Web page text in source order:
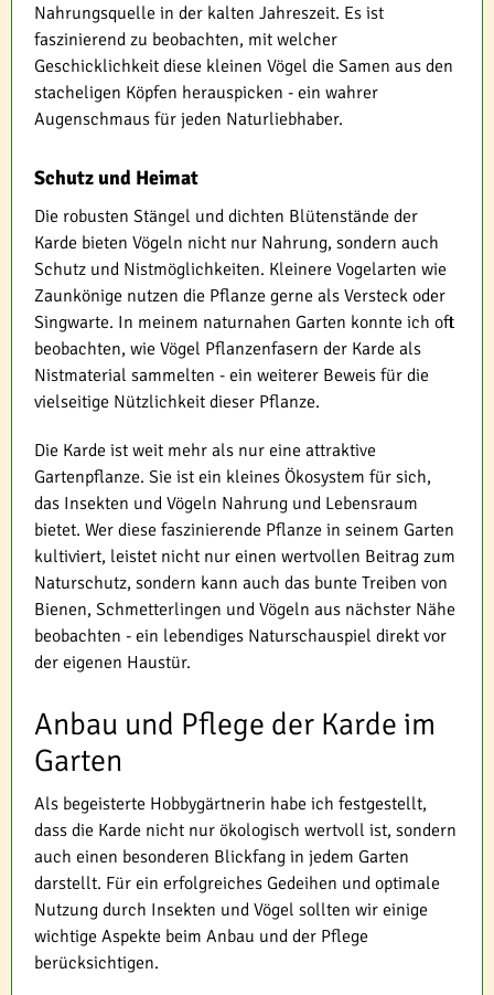
Nahrungsquelle in der kalten Jahreszeit. Es ist
faszinierend zu beobachten, mit welcher
Geschicklichkeit diese kleinen Vögel die Samen aus den
stacheligen Köpfen herauspicken - ein wahrer
Augenschmaus für jeden Naturliebhaber.
Schutz und Heimat
Die robusten Stängel und dichten Blütenstände der
Karde bieten Vögeln nicht nur Nahrung, sondern auch
Schutz und Nistmöglichkeiten. Kleinere Vogelarten wie
Zaunkönige nutzen die Pflanze gerne als Versteck oder
Singwarte. In meinem naturnahen Garten konnte ich oft
beobachten, wie Vögel Pflanzenfasern der Karde als
Nistmaterial sammelten - ein weiterer Beweis für die
vielseitige Nützlichkeit dieser Pflanze.
Die Karde ist weit mehr als nur eine attraktive
Gartenpflanze. Sie ist ein kleines Ökosystem für sich,
das Insekten und Vögeln Nahrung und Lebensraum
bietet. Wer diese faszinierende Pflanze in seinem Garten
kultiviert, leistet nicht nur einen wertvollen Beitrag zum
Naturschutz, sondern kann auch das bunte Treiben von
Bienen, Schmetterlingen und Vögeln aus nächster Nähe
beobachten - ein lebendiges Naturschauspiel direkt vor
der eigenen Haustür.
Anbau und Pflege der Karde im
Garten
Als begeisterte Hobbygärtnerin habe ich festgestellt,
dass die Karde nicht nur ökologisch wertvoll ist, sondern
auch einen besonderen Blickfang in jedem Garten
darstellt. Für ein erfolgreiches Gedeihen und optimale
Nutzung durch Insekten und Vögel sollten wir einige
wichtige Aspekte beim Anbau und der Pflege
berücksichtigen.